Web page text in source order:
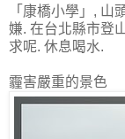
「康橋小學」, 山
嫌. 在台北縣市登
求呢. 休息喝水.
霾害嚴重的景色